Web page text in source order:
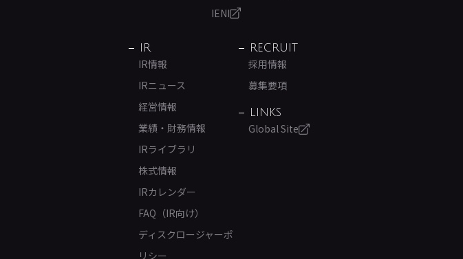
IENI
IR
IR情報
IRニュース
経営情報
業績・財務情報
IRライブラリ
株式情報
IRカレンダー
FAQ（IR向け）
ディスクロージャーポ
リシー
RECRUIT
採用情報
募集要項
LINKS
Global Site